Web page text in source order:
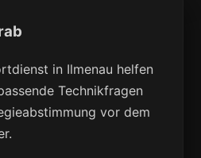
in Ilmenau helfen
Technikfragen
vor dem